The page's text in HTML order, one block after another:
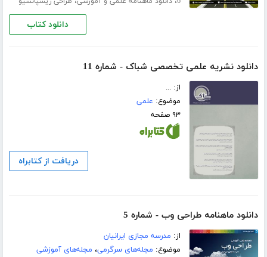
دانلود کتاب
دانلود نشریه‌ علمی تخصصی شباک - شماره 11
از: ...
موضوع: علمی
۹۳ صفحه
دریافت از کتابراه
دانلود ماهنامه طراحی وب - شماره 5
از: مدرسه مجازی ایرانیان
موضوع: مجله‌های سرگرمی، مجله‌های آموزشی